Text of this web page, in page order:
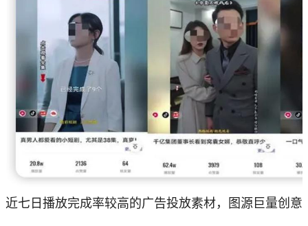
近七日播放完成率较高的广告投放素材，图源巨量创意